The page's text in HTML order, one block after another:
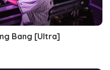
Bang [Ultra]